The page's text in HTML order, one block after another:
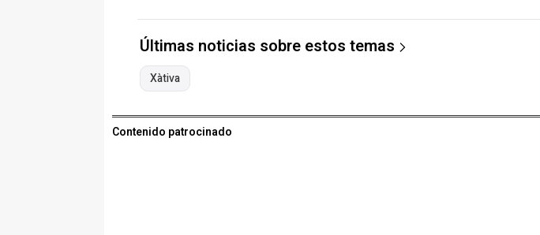
Últimas noticias sobre estos temas
Xàtiva
Contenido patrocinado